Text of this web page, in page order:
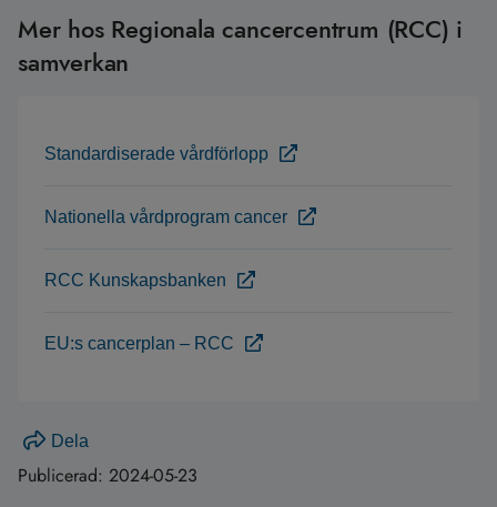
Mer hos Regionala cancercentrum (RCC) i
samverkan
Standardiserade vårdförlopp
Nationella vårdprogram cancer
RCC Kunskapsbanken
EU:s cancerplan – RCC
Dela
Publicerad: 2024-05-23